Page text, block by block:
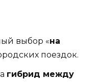
выбор «на
поездок.
гибрид между